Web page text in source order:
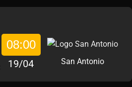
08:00
19/04 San Antonio